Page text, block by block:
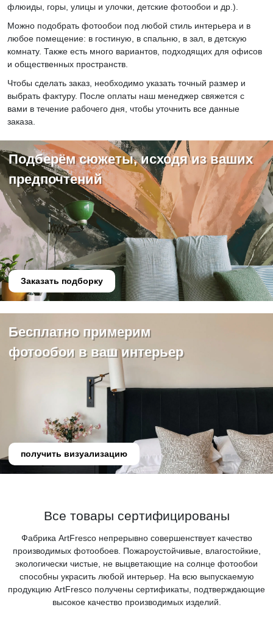
флюиды, горы, улицы и улочки, детские фотообои и др.).
Можно подобрать фотообои под любой стиль интерьера и в
любое помещение: в гостиную, в спальню, в зал, в детскую
комнату. Также есть много вариантов, подходящих для офисов
и общественных пространств.
Чтобы сделать заказ, необходимо указать точный размер и
выбрать фактуру. После оплаты наш менеджер свяжется с
вами в течение рабочего дня, чтобы уточнить все данные
заказа.
Подберём сюжеты, исходя из ваших
предпочтений
Заказать подборку
Бесплатно примерим
фотообои в ваш интерьер
получить визуализацию
Все товары сертифицированы
Фабрика ArtFresco непрерывно совершенствует качество
производимых фотообоев. Пожароустойчивые, влагостойкие,
экологически чистые, не выцветающие на солнце фотообои
способны украсить любой интерьер. На всю выпускаемую
продукцию ArtFresco получены сертификаты, подтверждающие
высокое качество производимых изделий.